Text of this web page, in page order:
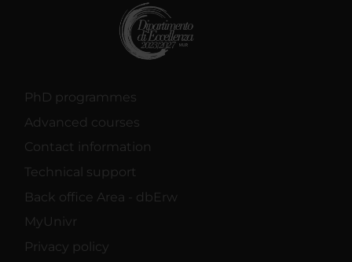
PhD programmes
Advanced courses
Contact information
Technical support
Back office Area - dbErw
MyUnivr
Privacy policy